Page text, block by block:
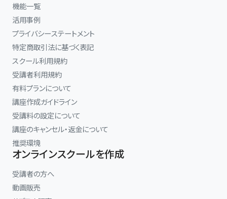
機能一覧
活用事例
プライバシーステートメント
特定商取引法に基づく表記
スクール利用規約
受講者利用規約
有料プランについて
講座作成ガイドライン
受講料の設定について
講座のキャンセル・返金について
推奨環境
オンラインスクールを作成
受講者の方へ
動画販売